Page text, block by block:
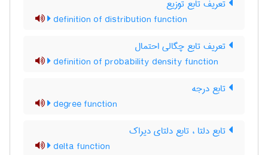
تعریف تابع توزیع
definition of distribution function
تعریف تابع چگالی احتمال
definition of probability density function
تابع درجه
degree function
تابع دلتا ، تابع دلتای دیراک
delta function